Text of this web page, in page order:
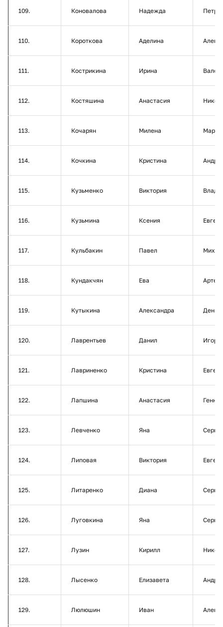
109. Коновалова Надежда
110. Короткова Аделина
111. Кострикина Ирина
112. Костяшина Анастасия
113. Кочарян Милена
114. Кочкина Кристина
115. Кузьменко Виктория
116. Кузьмина Ксения
117. Кульбакин Павел
118. Кундакчян Ева
119. Кутыкина Александра
120. Лаврентьев Данил
121. Лавриненко Кристина
122. Лапшина Анастасия
123. Левченко Яна
124. Липовая Виктория
125. Литаренко Диана
126. Луговкина Яна
127. Лузин Кирилл
128. Лысенко Елизавета
129. Люлюшин Иван